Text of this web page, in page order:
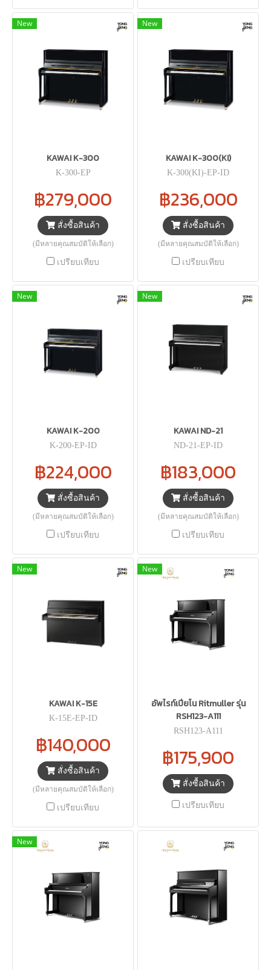
New
KAWAI K-300
K-300-EP
฿279,000
สั่งซื้อสินค้า
(มีหลายคุณสมบัติให้เลือก)
เปรียบเทียบ
New
KAWAI K-300(KI)
K-300(KI)-EP-ID
฿236,000
สั่งซื้อสินค้า
(มีหลายคุณสมบัติให้เลือก)
เปรียบเทียบ
New
KAWAI K-200
K-200-EP-ID
฿224,000
สั่งซื้อสินค้า
(มีหลายคุณสมบัติให้เลือก)
เปรียบเทียบ
New
KAWAI ND-21
ND-21-EP-ID
฿183,000
สั่งซื้อสินค้า
(มีหลายคุณสมบัติให้เลือก)
เปรียบเทียบ
New
KAWAI K-15E
K-15E-EP-ID
฿140,000
สั่งซื้อสินค้า
(มีหลายคุณสมบัติให้เลือก)
เปรียบเทียบ
New
อัพไรท์เปียโน Ritmuller รุ่น
RSH123-A111
RSH123-A111
฿175,900
สั่งซื้อสินค้า
เปรียบเทียบ
New